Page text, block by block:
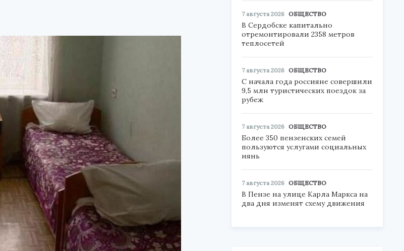
7 августа 2026 ОБЩЕСТВО
В Сердобске капитально
отремонтировали 2358 метров
теплосетей
7 августа 2026 ОБЩЕСТВО
С начала года россияне совершили
9,5 млн туристических поездок за
рубеж
7 августа 2026 ОБЩЕСТВО
Более 350 пензенских семей
пользуются услугами социальных
нянь
7 августа 2026 ОБЩЕСТВО
В Пензе на улице Карла Маркса на
два дня изменят схему движения